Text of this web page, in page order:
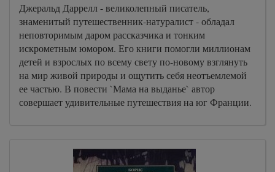
Джеральд Даррелл - великолепный писатель,
знаменитый путешественник-натуралист - обладал
неповторимым даром рассказчика и тонким
искрометным юмором. Его книги помогли миллионам
детей и взрослых по всему свету по-новому взглянуть
на мир живой природы и ощутить себя неотъемлемой
ее частью. В повести `Мама на выданье` автор
совершает удивительные путешествия на юг Франции.